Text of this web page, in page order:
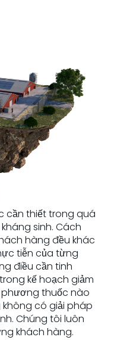
cần thiết trong quá
sinh. Cách
hàng đều khác
tiễn của từng
điều cần tinh
kế hoạch giảm
phương thuốc nào
có giải pháp
Chúng tôi luôn
khách hàng.